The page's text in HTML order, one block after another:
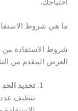
احتياجك.
ما هي شروط
شروط الاستفادة
العرض المقدم من
تحديد
تنظيف